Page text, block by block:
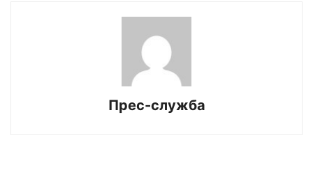
Прес-служба